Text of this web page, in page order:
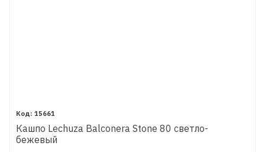
15661
Кашпо Lechuza Balconera Stone 80 светло-
бежевый